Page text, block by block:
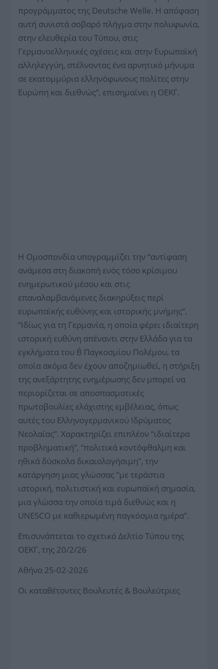
προγράμματος της Deutsche Welle. Η απόφαση
αυτή συνιστά σοβαρό πλήγμα στην πολυφωνία,
στην ελευθερία του Τύπου, στις
Γερμανοελληνικές σχέσεις και στην Ευρωπαϊκή
αλληλεγγύη, στέλνοντας ένα αρνητικό μήνυμα
σε εκατομμύρια ελληνόφωνους πολίτες στην
Ευρώπη και διεθνώς”, επισημαίνει η ΟΕΚΓ.
Η Ομοσπονδία υπογραμμίζει την “αντίφαση
ανάμεσα στη διακοπή ενός τόσο κρίσιμου
ενημερωτικού μέσου και στις
επαναλαμβανόμενες διακηρύξεις περί
ευρωπαϊκής ευθύνης και ιστορικής μνήμης”.
“Ιδίως για τη Γερμανία, η οποία φέρει ιδιαίτερη
ιστορική ευθύνη απέναντι στην Ελλάδα για τα
εγκλήματα του Β΄ Παγκοσμίου Πολέμου, τα
οποία ακόμα δεν έχουν αποζημιωθεί, η στήριξη
της ανεξάρτητης ενημέρωσης δεν μπορεί να
περιορίζεται σε αποσπασματικές
πρωτοβουλίες ελάχιστης εμβέλειας, όπως
αυτές του Ελληνογερμανικού Ιδρύματος
Νεολαίας”. Χαρακτηρίζει επιπλέον “ιδιαίτερα
προβληματική”, “πολιτικά κοντόφθαλμη και
ηθικά δύσκολα δικαιολογήσιμη”, την
κατάργηση μιας γλώσσας “με τεράστια
ιστορική, πολιτιστική και ευρωπαϊκή σημασία,
μια γλώσσα την οποία τιμά διεθνώς και η
UNESCO με καθιερωμένη παγκόσμια ημέρα”.
Επισυνάπτεται το σχετικό Δελτίο Τύπου της
ΟΕΚΓ, της 20/2/26
Αθήνα 25-02-2026
Οι καταθέτοντες Βουλευτές & Βουλεύτριες